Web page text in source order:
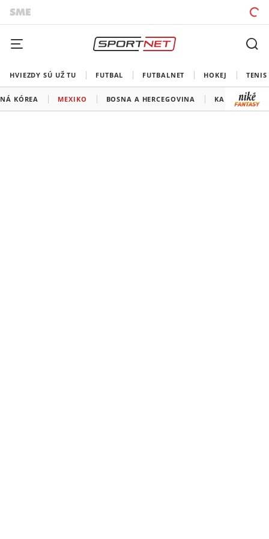
HVIEZDY SÚ UŽ TU FUTBAL FUTBALNET HOKEJ TENIS
KÓREA MEXIKO BOSNA A HERCEGOVINA KANADA